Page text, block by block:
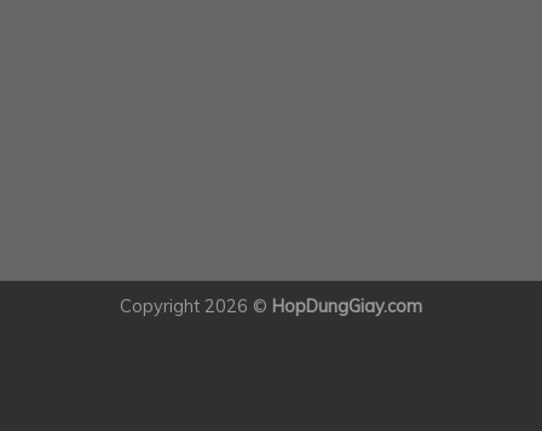
Copyright 2026 © HopDungGiay.com